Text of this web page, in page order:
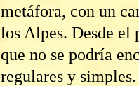
metáfora, con un
los Alpes. Desde el
que no se podría
regulares y